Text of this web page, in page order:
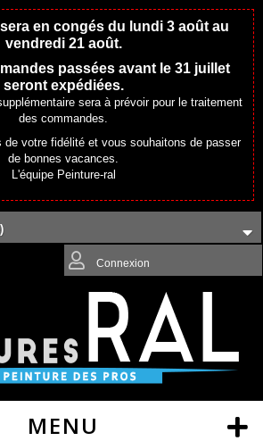
en congés du lundi 3 août au
vendredi 21 août.
passées avant le 31 juillet
seront expédiées.
sera à prévoir pour le traitement
des commandes.
de votre fidélité et vous souhaitons de passer
de bonnes vacances.
L'équipe Peinture-ral
Connexion
MENU